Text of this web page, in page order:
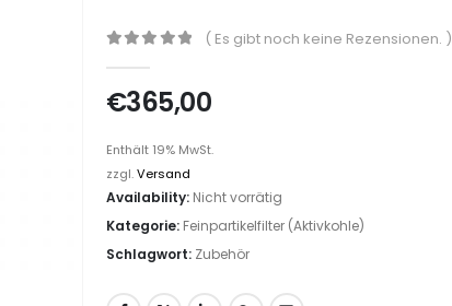
( Es gibt noch keine Rezensionen. )
€365,00
Enthält 19% MwSt.
zzgl.Versand
Availability: Nicht vorrätig
Kategorie: Feinpartikelfilter (Aktivkohle)
Schlagwort: Zubehör